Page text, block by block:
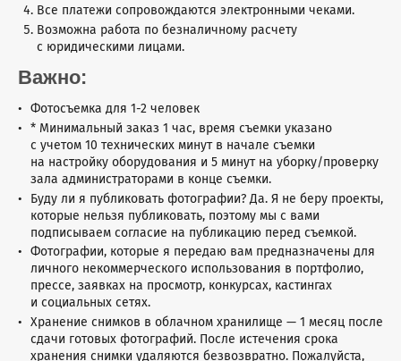
Все платежи сопровождаются электронными чеками.
Возможна работа по безналичному расчету
с юридическими лицами.
Важно:
Фотосъемка для 1-2 человек
* Минимальный заказ 1 час, время съемки указано
с учетом 10 технических минут в начале съемки
на настройку оборудования и 5 минут на уборку/проверку
зала администраторами в конце съемки.
Буду ли я публиковать фотографии? Да. Я не беру проекты,
которые нельзя публиковать, поэтому мы с вами
подписываем согласие на публикацию перед съемкой.
Фотографии, которые я передаю вам предназначены для
личного некоммерческого использования в портфолио,
прессе, заявках на просмотр, конкурсах, кастингах
и социальных сетях.
Хранение снимков в облачном хранилище — 1 месяц после
сдачи готовых фотографий. После истечения срока
хранения снимки удаляются безвозвратно. Пожалуйста,